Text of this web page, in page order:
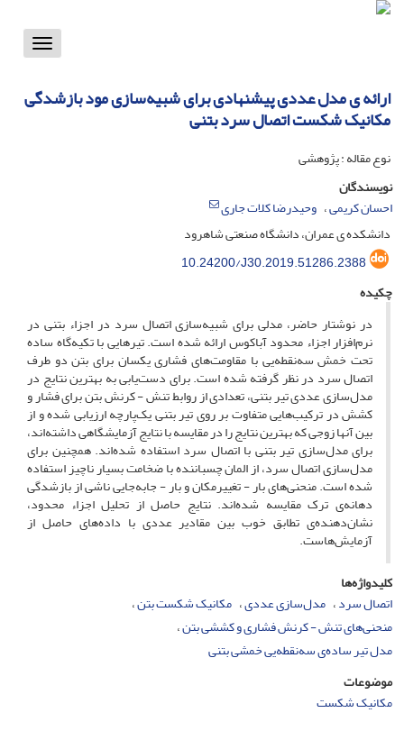
Toggle
ارائه ی مدل عددی پیشنهادی برای شبیه‌سازی مود بازشدگی
مکانیک شکست اتصال سرد بتنی
نوع مقاله : پژوهشی
نویسندگان
احسان کریمی وحیدرضا کلات جاری
دانشکده ی عمران، دانشگاه صنعتی شاهرود
10.24200/J30.2019.51286.2388
چکیده
در نوشتار حاضر، مدلی برای شبیه‌سازی اتصال سرد در اجزاء بتنی در
نرم‌افزار اجزاء محدود آباکوس ارائه شده است. تیرهایی با تکیه‌گاه ساده
تحت خمش سه‌نقطه‌یی با مقاومت‌های فشاری یکسان برای بتن دو طرف
اتصال سرد در نظر گرفته شده است. برای دست‌یابی به بهترین نتایج در
مدل‌سازی عددی تیر بتنی، تعدادی از روابط تنش - کرنش بتن برای فشار و
کشش در ترکیب‌هایی متفاوت بر روی تیر بتنی یک‌پارچه ارزیابی شده و از
بین آنها زوجی که بهترین نتایج را در مقایسه با نتایج آزمایشگاهی داشته‌اند،
برای مدل‌سازی تیر بتنی با اتصال سرد استفاده شده‌اند. همچنین برای
مدل‌سازی اتصال سرد، از المان چسباننده با ضخامت بسیار ناچیز استفاده
شده است. منحنی‌های بار - تغییرمکان و بار - جابه‌جایی ناشی از بازشدگی
دهانه‌ی ترک مقایسه شده‌اند. نتایج حاصل از تحلیل اجزاء محدود،
نشان‌دهنده‌ی تطابق خوب بین مقادیر عددی با داده‌های حاصل از
آزمایش‌هاست.
کلیدواژه‌ها
اتصال سرد مدل‌سازی عددی مکانیک شکست بتن
منحنی‌های تنش - کرنش فشاری و کششی بتن
مدل تیر ساده‌ی سه‌نقطه‌یی خمشی بتنی
موضوعات
مکانیک شکست